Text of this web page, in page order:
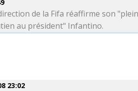
de la Fifa réaffirme son
au président" Infantino.
23:02